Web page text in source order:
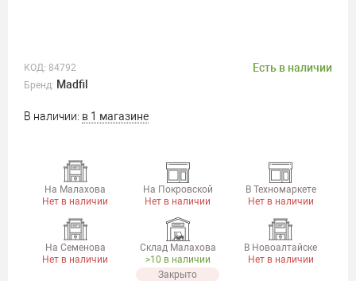
КОД: 84792 Есть в наличии
Бренд: Madfil
В наличии: в 1 магазине
На Малахова
Нет в наличии
На Покровской
Нет в наличии
В Техномаркете
Нет в наличии
На Семенова
Нет в наличии
Склад Малахова
>10 в наличии
Закрыто
В Новоалтайске
Нет в наличии